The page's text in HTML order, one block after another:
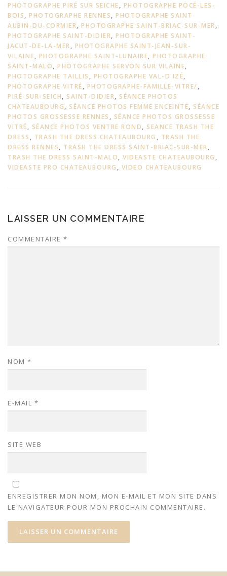
PHOTOGRAPHE PIRÉ SUR SEICHE, PHOTOGRAPHE POCÉ-LES-
BOIS, PHOTOGRAPHE RENNES, PHOTOGRAPHE SAINT-
AUBIN-DU-CORMIER, PHOTOGRAPHE SAINT-BRIAC-SUR-MER,
PHOTOGRAPHE SAINT-DIDIER, PHOTOGRAPHE SAINT-
JACUT-DE-LA-MER, PHOTOGRAPHE SAINT-JEAN-SUR-
VILAINE, PHOTOGRAPHE SAINT-LUNAIRE, PHOTOGRAPHE
SAINT-MALO, PHOTOGRAPHE SERVON SUR VILAINE,
PHOTOGRAPHE TAILLIS , PHOTOGRAPHE VAL-D'IZÉ,
PHOTOGRAPHE VITRÉ, PHOTOGRAPHE-FAMILLE-VITRE/,
PIRÉ-SUR-SEICH, SAINT-DIDIER, SÉANCE PHOTOS
CHATEAUBOURG, SÉANCE PHOTOS FEMME ENCEINTE, SÉANCE
PHOTOS GROSSESSE RENNES , SÉANCE PHOTOS GROSSESSE
VITRÉ, SÉANCE PHOTOS VENTRE ROND, SEANCE TRASH THE
DRESS , TRASH THE DRESS CHATEAUBOURG , TRASH THE
DRESS RENNES, TRASH THE DRESS SAINT-BRIAC-SUR-MER,
TRASH THE DRESS SAINT-MALO, VIDEASTE CHATEAUBOURG ,
VIDEASTE PRO CHATEAUBOURG , VIDEO CHATEAUBOURG
LAISSER UN COMMENTAIRE
COMMENTAIRE *
NOM *
E-MAIL *
SITE WEB
ENREGISTRER MON NOM, MON E-MAIL ET MON SITE DANS
LE NAVIGATEUR POUR MON PROCHAIN COMMENTAIRE.